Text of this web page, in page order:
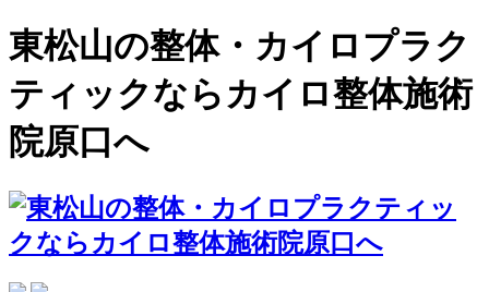
東松山の整体・カイロプラク
ティックならカイロ整体施術
院原口へ